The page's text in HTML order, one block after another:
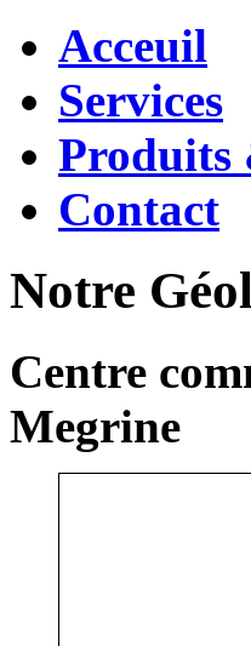
Acceuil
Services
Produits
Contact
Notre
Centre
Megrine